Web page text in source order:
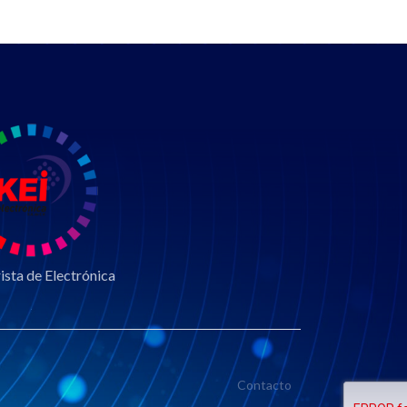
de Electrónica
Contacto